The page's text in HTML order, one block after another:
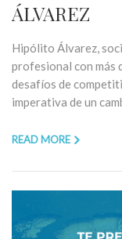
ÁLVAREZ
Hipólito Álvarez,
profesional con más
desafíos de
imperativa de un
READ MORE